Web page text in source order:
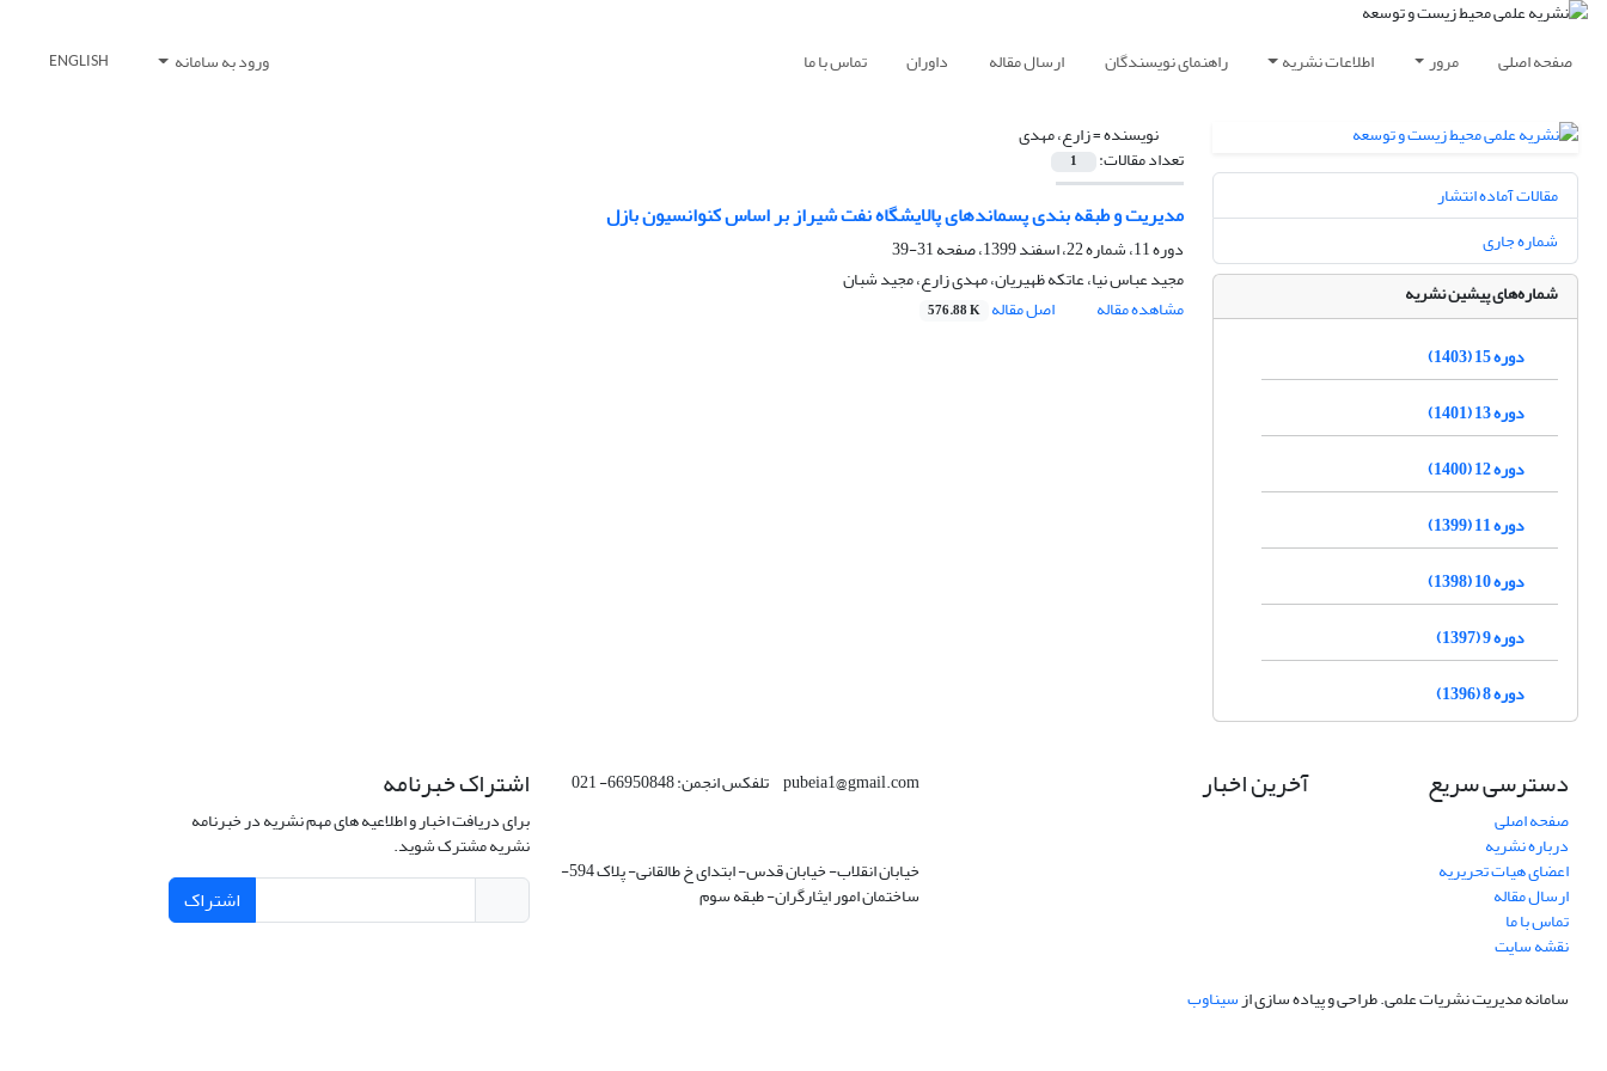
صفحه اصلی مرور اطلاعات نشریه راهنمای نویسندگان ارسال مقاله داوران تماس با ما ورود به سامانه ENGLISH
نویسنده =زارع، مهدی
تعداد مقالات: 1
مدیریت و طبقه بندی پسماندهای پالایشگاه نفت شیراز بر اساس کنوانسیون بازل
دوره 11، شماره 22، اسفند 1399، صفحه
31-39
مجید عباس نیا، عاتکه ظهیریان، مهدی زارع، مجید شبان
مشاهده مقاله
اصل مقاله 576.88 K
مقالات آماده انتشار
شماره جاری
شماره‌های پیشین نشریه
دوره 15 (1403)
دوره 13 (1401)
دوره 12 (1400)
دوره 11 (1399)
دوره 10 (1398)
دوره 9 (1397)
دوره 8 (1396)
دسترسی سریع
صفحه اصلی
درباره نشریه
اعضای هیات تحریریه
ارسال مقاله
تماس با ما
نقشه سایت
آخرین اخبار pubeia1@gmail.com تلفکس انجمن: 66950848- 021
خیابان انقلاب- خیابان قدس- ابتدای خ طالقانی- پلاک 594-
ساختمان امور ایثارگران- طبقه سوم
اشتراک خبرنامه
برای دریافت اخبار و اطلاعیه های مهم نشریه در خبرنامه
نشریه مشترک شوید.
اشتراک
سامانه مدیریت نشریات علمی.طراحی و پیاده سازی ازسیناوب